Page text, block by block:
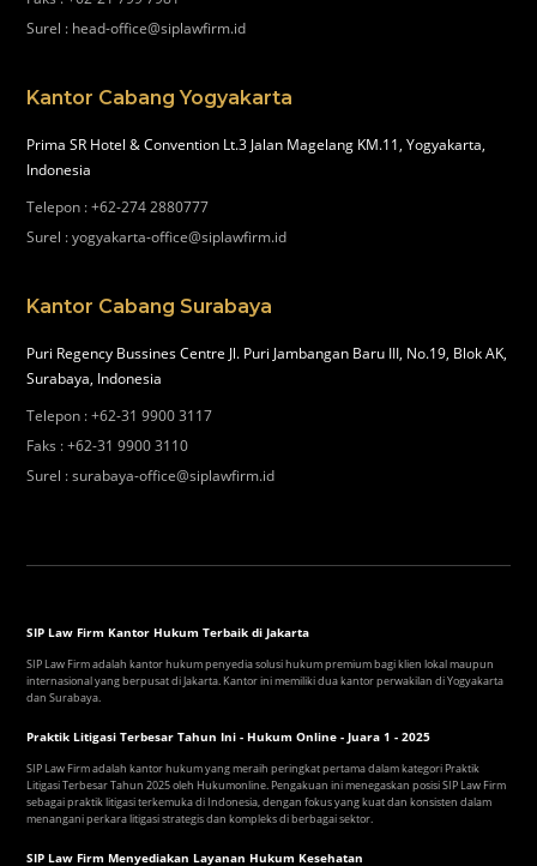
Surel : head-office@siplawfirm.id
Kantor Cabang Yogyakarta
Prima SR Hotel & Convention Lt.3 Jalan Magelang KM.11, Yogyakarta,
Indonesia
Telepon :+62-274 2880777
Surel :yogyakarta-office@siplawfirm.id
Kantor Cabang Surabaya
Puri Regency Bussines Centre Jl. Puri Jambangan Baru III, No.19, Blok AK,
Surabaya, Indonesia
Telepon :+62-31 9900 3117
Faks :+62-31 9900 3110
Surel :surabaya-office@siplawfirm.id
SIP Law Firm Kantor Hukum Terbaik di Jakarta
SIP Law Firm adalah kantor hukum penyedia solusi hukum premium bagi klien lokal maupun
internasional yang berpusat di Jakarta. Kantor ini memiliki dua kantor perwakilan di Yogyakarta
dan Surabaya.
Praktik Litigasi Terbesar Tahun Ini - Hukum Online - Juara 1 - 2025
SIP Law Firm adalah kantor hukum yang meraih peringkat pertama dalam kategori Praktik
Litigasi Terbesar Tahun 2025 oleh Hukumonline. Pengakuan ini menegaskan posisi SIP Law Firm
sebagai praktik litigasi terkemuka di Indonesia, dengan fokus yang kuat dan konsisten dalam
menangani perkara litigasi strategis dan kompleks di berbagai sektor.
SIP Law Firm Menyediakan Layanan Hukum Kesehatan